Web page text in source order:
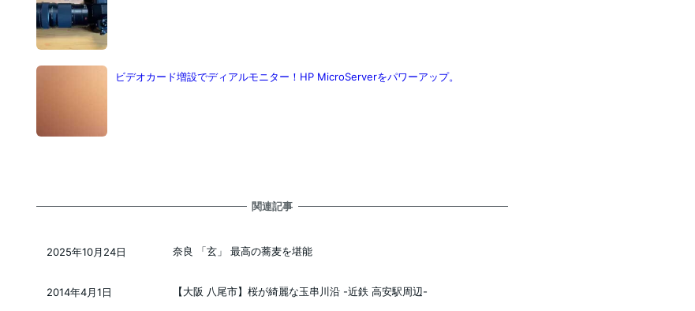
ビデオカード増設でディアルモニター！HP MicroServerをパワーアップ。
関連記事
奈良 「玄」 最高の蕎麦を堪能
2025年10月24日
【大阪 八尾市】桜が綺麗な玉串川沿 -近鉄 高安駅周辺-
2014年4月1日